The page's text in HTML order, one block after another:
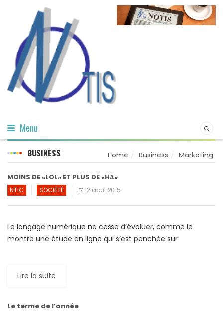
Menu
BUSINESS Home Business Marketing
MOINS DE «LOL» ET PLUS DE «HA»
NTIC SOCIÉTÉ 12 août 2015
Le langage numérique ne cesse d’évoluer, comme le
montre une étude en ligne qui s’est penchée sur
Lire la suite
Le terme de l’année